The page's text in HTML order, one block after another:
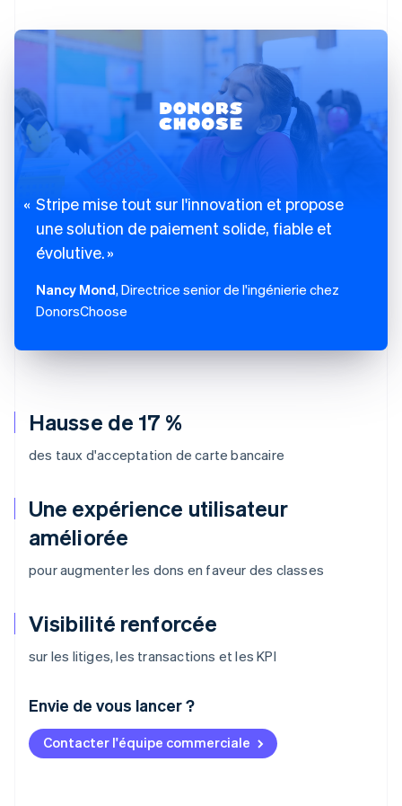
Hausse de 17 %
des taux d'acceptation de carte bancaire
Une expérience utilisateur
améliorée
pour augmenter les dons en faveur des classes
Visibilité renforcée
sur les litiges, les transactions et les KPI
Envie de vous lancer ?
Contacter l'équipe commerciale
Stripe mise tout sur l'innovation et propose
une solution de paiement solide, fiable et
évolutive.
Nancy Mond, Directrice senior de l'ingénierie chez
DonorsChoose
Allemagne